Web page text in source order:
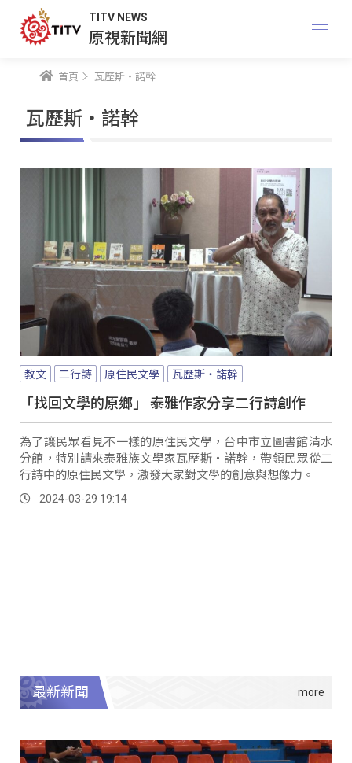
TITV NEWS
原視新聞網
首頁 瓦歷斯‧諾幹
瓦歷斯‧諾幹
教文 二行詩 原住民文學 瓦歷斯‧諾幹
「找回文學的原鄉」 泰雅作家分享二行詩創作
為了讓民眾看見不一樣的原住民文學，台中市立圖書館清水
分館，特別請來泰雅族文學家瓦歷斯‧諾幹，帶領民眾從二
行詩中的原住民文學，激發大家對文學的創意與想像力。
2024-03-29 19:14
最新新聞